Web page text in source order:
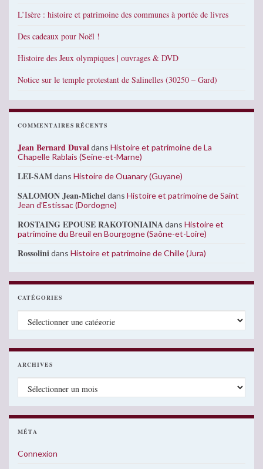
L’Isère : histoire et patrimoine des communes à portée de livres
Des cadeaux pour Noël !
Histoire des Jeux olympiques | ouvrages & DVD
Notice sur le temple protestant de Salinelles (30250 – Gard)
COMMENTAIRES RÉCENTS
Jean Bernard Duvaldans Histoire et patrimoine de La
Chapelle Rablais (Seine-et-Marne)
LEI-SAMdans Histoire de Ouanary (Guyane)
SALOMON Jean-Micheldans Histoire et patrimoine de Saint
Jean d’Estissac (Dordogne)
ROSTAING EPOUSE RAKOTONIAINAdans Histoire et
patrimoine du Breuil en Bourgogne (Saône-et-Loire)
Rossolinidans Histoire et patrimoine de Chille (Jura)
CATÉGORIES
Catégories
ARCHIVES
Archives
MÉTA
Connexion